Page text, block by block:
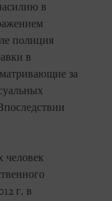
в
полиция
в
за
человек
г. в